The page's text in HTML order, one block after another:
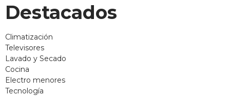
Destacados
Climatización
Televisores
Lavado y Secado
Cocina
Electro menores
Tecnología